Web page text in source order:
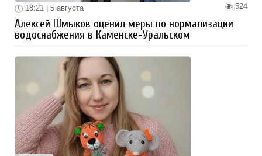
524
18:21 | 5 августа
Алексей Шмыков оценил меры по нормализации
водоснабжения в Каменске-Уральском